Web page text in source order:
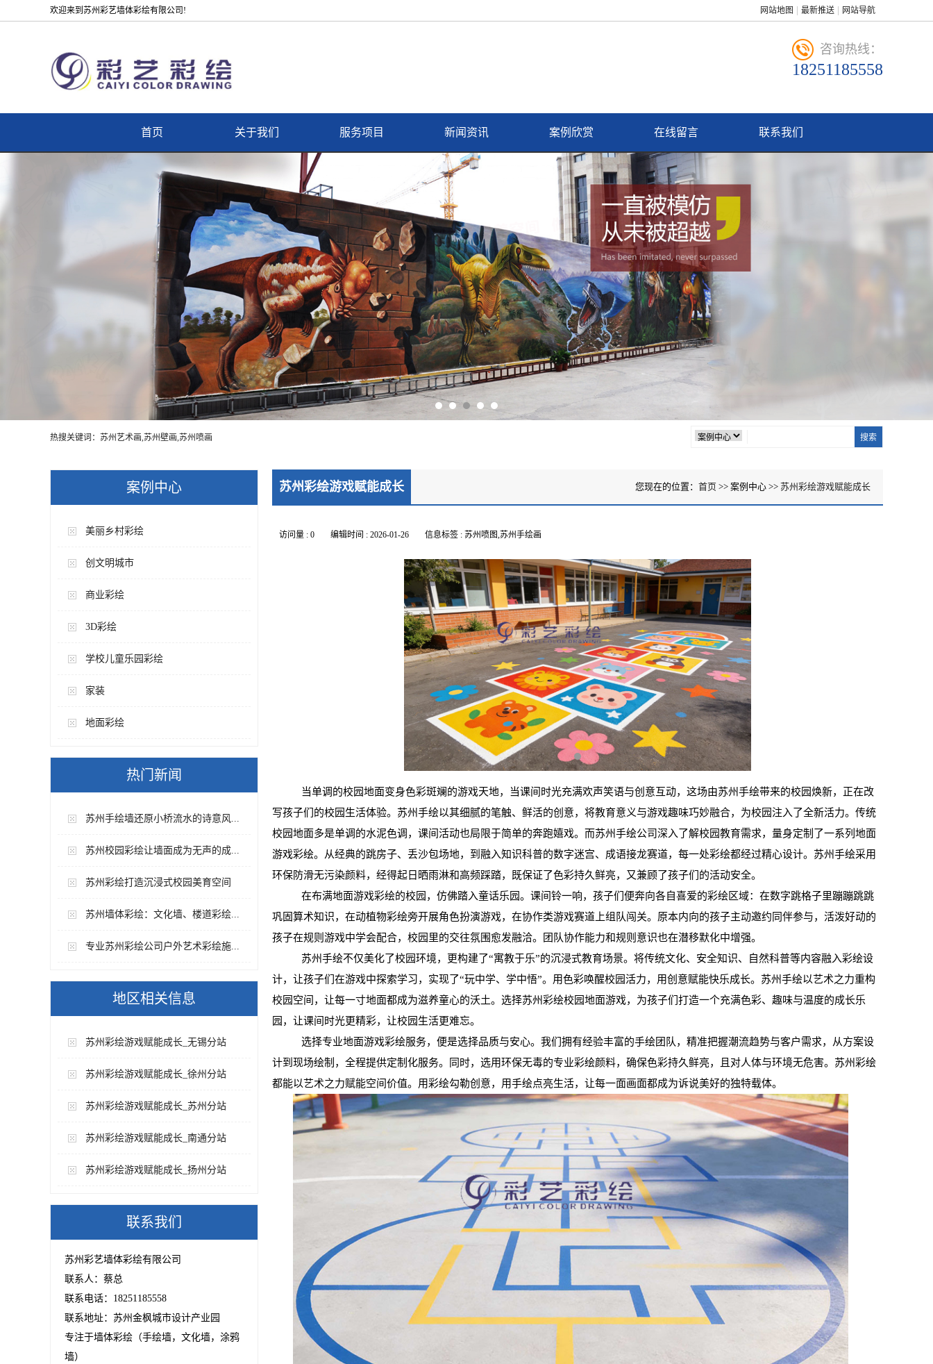
欢迎来到苏州彩艺墙体彩绘有限公司! 网站地图 最新推送 网站导航
咨询热线：
18251185558
首页 关于我们 服务项目 新闻资讯 案例欣赏 在线留言 联系我们
热搜关键词：苏州艺术画,苏州壁画,苏州喷画
案例中心
美丽乡村彩绘
创文明城市
商业彩绘
3D彩绘
学校儿童乐园彩绘
家装
地面彩绘
热门新闻
苏州手绘墙还原小桥流水的诗意风...
苏州校园彩绘让墙面成为无声的成...
苏州彩绘打造沉浸式校园美育空间
苏州墙体彩绘：文化墙、楼道彩绘...
专业苏州彩绘公司户外艺术彩绘施...
地区相关信息
苏州彩绘游戏赋能成长_无锡分站
苏州彩绘游戏赋能成长_徐州分站
苏州彩绘游戏赋能成长_苏州分站
苏州彩绘游戏赋能成长_南通分站
苏州彩绘游戏赋能成长_扬州分站
联系我们
苏州彩艺墙体彩绘有限公司
联系人：蔡总
联系电话：18251185558
联系地址：苏州金枫城市设计产业园
专注于墙体彩绘（手绘墙，文化墙，涂鸦
墙）
苏州彩绘游戏赋能成长 您现在的位置： 首页 >> 案例中心 >> 苏州彩绘游戏赋能成长
访问量 : 0 编辑时间 : 2026-01-26 信息标签 : 苏州喷图,苏州手绘画
当单调的校园地面变身色彩斑斓的游戏天地，当课间时光充满欢声笑语与创意互动，这场由苏州手绘带来的校园焕新，正在改
写孩子们的校园生活体验。苏州手绘以其细腻的笔触、鲜活的创意，将教育意义与游戏趣味巧妙融合，为校园注入了全新活力。传统
校园地面多是单调的水泥色调，课间活动也局限于简单的奔跑嬉戏。而苏州手绘公司深入了解校园教育需求，量身定制了一系列地面
游戏彩绘。从经典的跳房子、丢沙包场地，到融入知识科普的数字迷宫、成语接龙赛道，每一处彩绘都经过精心设计。苏州手绘采用
环保防滑无污染颜料，经得起日晒雨淋和高频踩踏，既保证了色彩持久鲜亮，又兼顾了孩子们的活动安全。
在布满地面游戏彩绘的校园，仿佛踏入童话乐园。课间铃一响，孩子们便奔向各自喜爱的彩绘区域：在数字跳格子里蹦蹦跳跳
巩固算术知识，在动植物彩绘旁开展角色扮演游戏，在协作类游戏赛道上组队闯关。原本内向的孩子主动邀约同伴参与，活泼好动的
孩子在规则游戏中学会配合，校园里的交往氛围愈发融洽。团队协作能力和规则意识也在潜移默化中增强。
苏州手绘不仅美化了校园环境，更构建了“寓教于乐”的沉浸式教育场景。将传统文化、安全知识、自然科普等内容融入彩绘设
计，让孩子们在游戏中探索学习，实现了“玩中学、学中悟”。用色彩唤醒校园活力，用创意赋能快乐成长。苏州手绘以艺术之力重构
校园空间，让每一寸地面都成为滋养童心的沃土。选择苏州彩绘校园地面游戏，为孩子们打造一个充满色彩、趣味与温度的成长乐
园，让课间时光更精彩，让校园生活更难忘。
选择专业地面游戏彩绘服务，便是选择品质与安心。我们拥有经验丰富的手绘团队，精准把握潮流趋势与客户需求，从方案设
计到现场绘制，全程提供定制化服务。同时，选用环保无毒的专业彩绘颜料，确保色彩持久鲜亮，且对人体与环境无危害。苏州彩绘
都能以艺术之力赋能空间价值。用彩绘勾勒创意，用手绘点亮生活，让每一面画面都成为诉说美好的独特载体。